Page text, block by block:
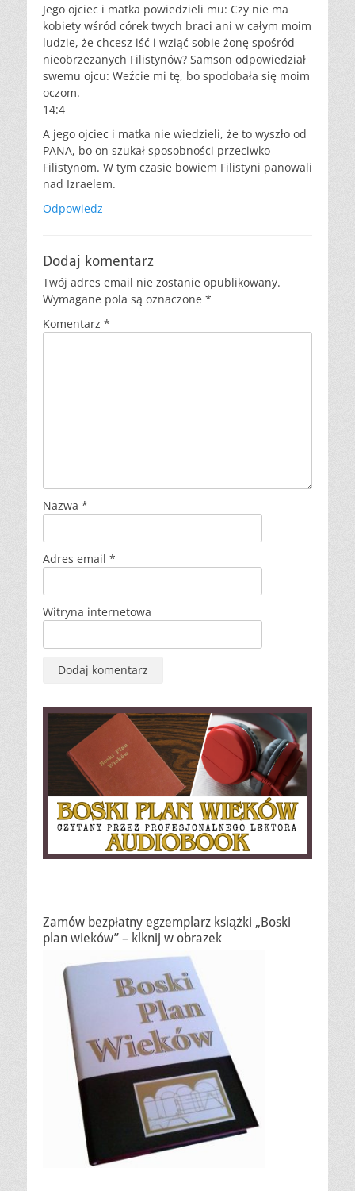
Jego ojciec i matka powiedzieli mu: Czy nie ma
kobiety wśród córek twych braci ani w całym moim
ludzie, że chcesz iść i wziąć sobie żonę spośród
nieobrzezanych Filistynów? Samson odpowiedział
swemu ojcu: Weźcie mi tę, bo spodobała się moim
oczom.
14:4
A jego ojciec i matka nie wiedzieli, że to wyszło od
PANA, bo on szukał sposobności przeciwko
Filistynom. W tym czasie bowiem Filistyni panowali
nad Izraelem.
Odpowiedz
Dodaj komentarz
Twój adres email nie zostanie opublikowany.
Wymagane pola są oznaczone *
Komentarz *
Nazwa *
Adres email *
Witryna internetowa
Zamów bezpłatny egzemplarz książki „Boski
plan wieków” – klknij w obrazek